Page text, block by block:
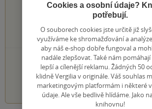
0×
4 hvězdičky
0×
3 hvězdičky
0×
2 hvězdičky
0×
1 hvezdička
PŘIDEJTE SVÉ HODNOCENÍ
1 2 3 4 5
Cookies a osobní údaje?
potřebují.
O souborech cookies jste určitě již
využíváme ke shromažďování a
aby náš e-shop dobře fungoval a
nadále zlepšovat. Také nám
lepší a cílenější reklamu. Žádných 50
klidně Vergilia v originále. Váš souhlas
marketingovým platformám i některé
údaje. Ale vše bedlivě hlídáme. Jako
knihovnu!